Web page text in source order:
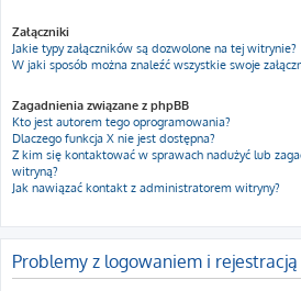
Załączniki
Jakie typy załączników są dozwolone na tej witrynie?
W jaki sposób można znaleźć wszystkie swoje
Zagadnienia związane z phpBB
Kto jest autorem tego oprogramowania?
Dlaczego funkcja X nie jest dostępna?
Z kim się kontaktować w sprawach nadużyć lub
witryną?
Jak nawiązać kontakt z administratorem witryny?
Problemy z logowaniem i rejestracją